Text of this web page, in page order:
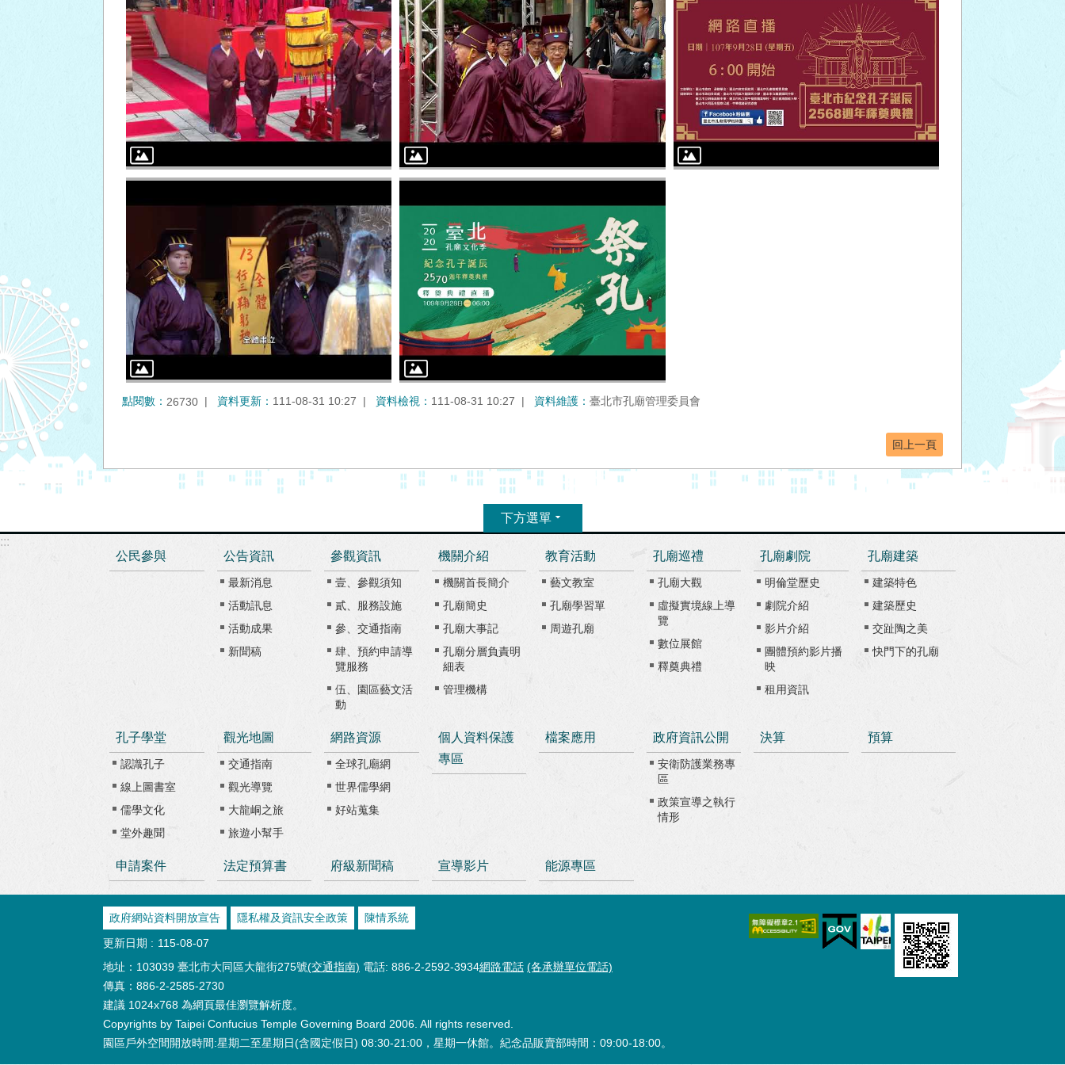
點閱數： 26730 資料更新： 111-08-31 10:27 資料檢視： 111-08-31 10:27 資料維護： 臺北市孔廟管理委員會
回上一頁
下方選單
:::
公民參與
公告資訊
最新消息
活動訊息
活動成果
新聞稿
參觀資訊
壹、參觀須知
貳、服務設施
參、交通指南
肆、預約申請導
覽服務
伍、園區藝文活
動
機關介紹
機關首長簡介
孔廟簡史
孔廟大事記
孔廟分層負責明
細表
管理機構
教育活動
藝文教室
孔廟學習單
周遊孔廟
孔廟巡禮
孔廟大觀
虛擬實境線上導
覽
數位展館
釋奠典禮
孔廟劇院
明倫堂歷史
劇院介紹
影片介紹
團體預約影片播
映
租用資訊
孔廟建築
建築特色
建築歷史
交趾陶之美
快門下的孔廟
孔子學堂
認識孔子
線上圖書室
儒學文化
堂外趣聞
觀光地圖
交通指南
觀光導覽
大龍峒之旅
旅遊小幫手
網路資源
全球孔廟網
世界儒學網
好站蒐集
個人資料保護
專區
檔案應用 政府資訊公開
安衛防護業務專
區
政策宣導之執行
情形
決算 預算
申請案件 法定預算書 府級新聞稿 宣導影片 能源專區
政府網站資料開放宣告 隱私權及資訊安全政策
陳情系統
更新日期
115-08-07
地址：103039 臺北市大同區大龍街275號(交通指南) 電話: 886-2-2592-3934網路電話 (各承辦單位電話)
傳真：886-2-2585-2730
建議 1024x768 為網頁最佳瀏覽解析度。
Copyrights by Taipei Confucius Temple Governing Board 2006. All rights reserved.
園區戶外空間開放時間:星期二至星期日(含國定假日) 08:30-21:00，星期一休館。紀念品販賣部時間：09:00-18:00。